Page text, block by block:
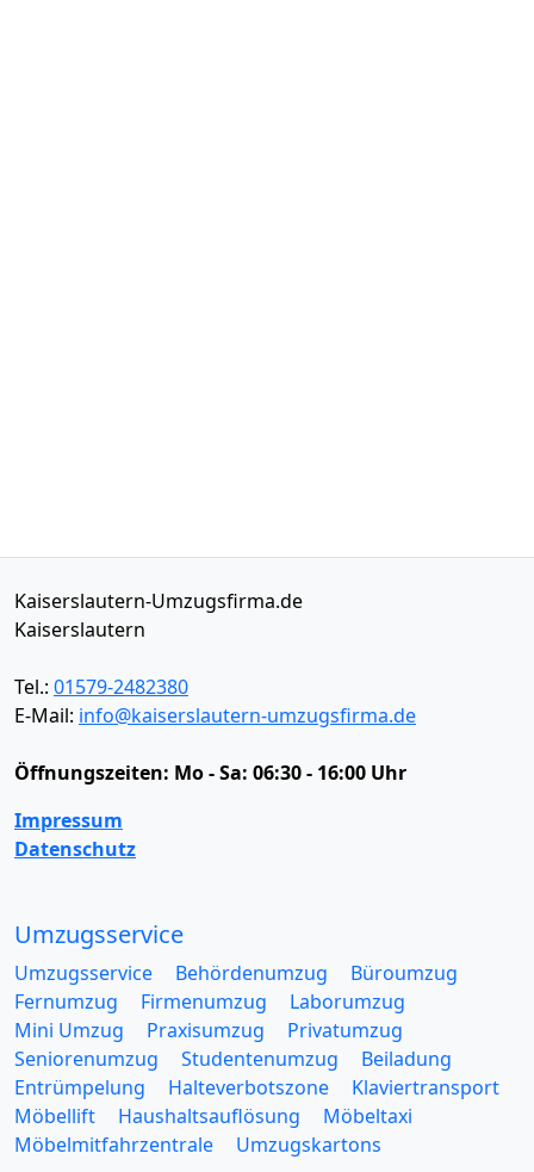
Kaiserslautern-Umzugsfirma.de
Kaiserslautern
Tel.: 01579-2482380
E-Mail: info@kaiserslautern-umzugsfirma.de
Öffnungszeiten: Mo - Sa: 06:30 - 16:00 Uhr
Impressum
Datenschutz
Umzugsservice
Umzugsservice Behördenumzug
Büroumzug
Fernumzug
Firmenumzug
Laborumzug
Mini Umzug
Praxisumzug
Privatumzug
Seniorenumzug
Studentenumzug
Beiladung
Entrümpelung
Halteverbotszone
Klaviertransport
Möbellift
Haushaltsauflösung
Möbeltaxi
Möbelmitfahrzentrale
Umzugskartons